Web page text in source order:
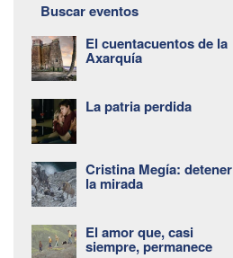
Buscar eventos
El cuentacuentos de la
Axarquía
La patria perdida
Cristina Megía: detener
la mirada
El amor que, casi
siempre, permanece